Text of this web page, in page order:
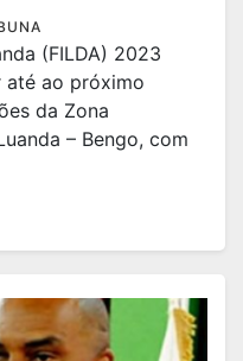
(FILDA) 2023
até ao próximo
da Zona
– Bengo, com